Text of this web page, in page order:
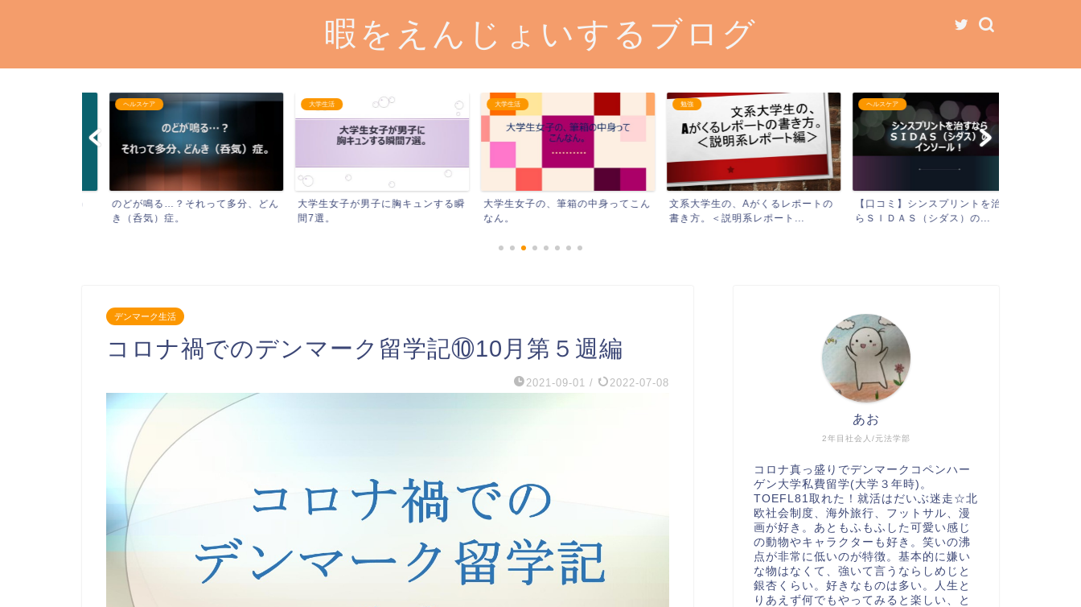
暇をえんじょいするブログ
ヘルスケア
のどが鳴る…？それって多分、どん
き（呑気）症。
大学生活
大学生女子が男子に胸キュンする瞬
間7選。
大学生活
大学生女子の、筆箱の中身ってこん
なん。
文系大学生の、Aがくるレポートの
書き方。＜説明系レポート...
ヘルスケア
【口コミ】シンスプリントを治すな
らＳＩＤＡＳ（シダス）の...
デンマーク生活
コロナ禍でのデンマーク留学記⑩10月第５週編
2021-09-01 / 2022-07-08
2年目社会人/元法学部
あお
コロナ真っ盛りでデンマークコペンハー
ゲン大学私費留学(大学３年時)。
TOEFL81取れた！就活はだいぶ迷走☆北
欧社会制度、海外旅行、フットサル、漫
画が好き。あともふもふした可愛い感じ
の動物やキャラクターも好き。笑いの沸
点が非常に低いのが特徴。基本的に嫌い
な物はなくて、強いて言うならしめじと
銀杏くらい。好きなものは多い。人生と
りあえず何でもやってみると楽しい、と